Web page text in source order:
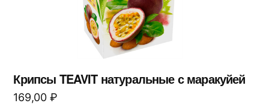
Крипсы TEAVIT натуральные с маракуйей
169,00 ₽